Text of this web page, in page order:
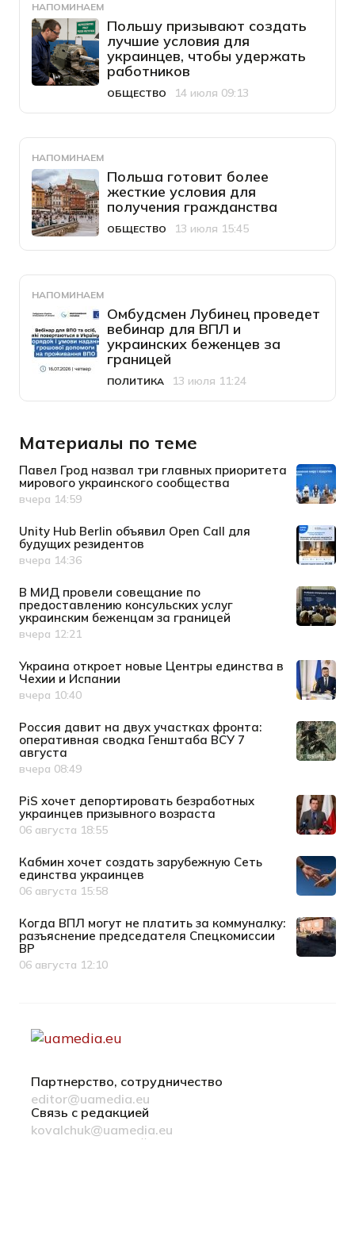
НАПОМИНАЕМ
Польшу призывают создать
лучшие условия для
украинцев, чтобы удержать
работников
Категория
ОБЩЕСТВО
Дата публикации
14 июля 09:13
НАПОМИНАЕМ
Польша готовит более
жесткие условия для
получения гражданства
Категория
ОБЩЕСТВО
Дата публикации
13 июля 15:45
НАПОМИНАЕМ
Омбудсмен Лубинец проведет
вебинар для ВПЛ и
украинских беженцев за
границей
Категория
ПОЛИТИКА
Дата публикации
13 июля 11:24
Материалы по теме
Павел Грод назвал три главных приоритета
мирового украинского сообщества
Дата публикации
вчера 14:59
Unity Hub Berlin объявил Open Call для
будущих резидентов
Дата публикации
вчера 14:36
В МИД провели совещание по
предоставлению консульских услуг
украинским беженцам за границей
Дата публикации
вчера 12:21
Украина откроет новые Центры единства в
Чехии и Испании
Дата публикации
вчера 10:40
Россия давит на двух участках фронта:
оперативная сводка Генштаба ВСУ 7
августа
Дата публикации
вчера 08:49
PiS хочет депортировать безработных
украинцев призывного возраста
Дата публикации
06 августа 18:55
Кабмин хочет создать зарубежную Сеть
единства украинцев
Дата публикации
06 августа 15:58
Когда ВПЛ могут не платить за коммуналку:
разъяснение председателя Спецкомиссии
ВР
Дата публикации
06 августа 12:10
Партнерство, сотрудничество
editor@uamedia.eu
Связь с редакцией
kovalchuk@uamedia.eu
Новости компаний